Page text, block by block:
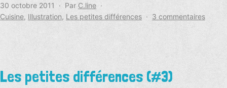
Publié
le
30 octobre 2011 Par C.line
Catégorisé
Cuisine, Illustration, Les petites différences 3 commentairessur
Les petites différences (#3)